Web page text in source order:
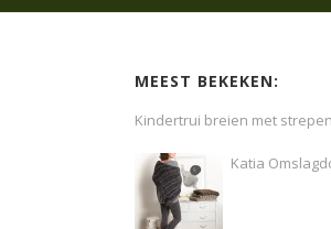
MEEST BEKEKEN:
Kindertrui breien met strepen
Katia